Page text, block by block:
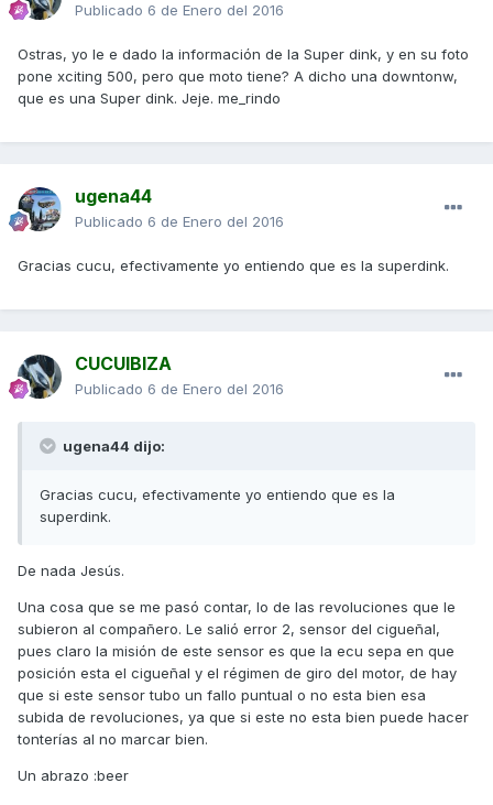
Publicado 6 de Enero del 2016
Ostras, yo le e dado la información de la Super dink, y en su foto
pone xciting 500, pero que moto tiene? A dicho una downtonw,
que es una Super dink. Jeje. me_rindo
ugena44
Publicado 6 de Enero del 2016
Gracias cucu, efectivamente yo entiendo que es la superdink.
CUCUIBIZA
Publicado 6 de Enero del 2016
ugena44 dijo:
Gracias cucu, efectivamente yo entiendo que es la
superdink.
De nada Jesús.
Una cosa que se me pasó contar, lo de las revoluciones que le
subieron al compañero. Le salió error 2, sensor del cigueñal,
pues claro la misión de este sensor es que la ecu sepa en que
posición esta el cigueñal y el régimen de giro del motor, de hay
que si este sensor tubo un fallo puntual o no esta bien esa
subida de revoluciones, ya que si este no esta bien puede hacer
tonterías al no marcar bien.
Un abrazo :beer